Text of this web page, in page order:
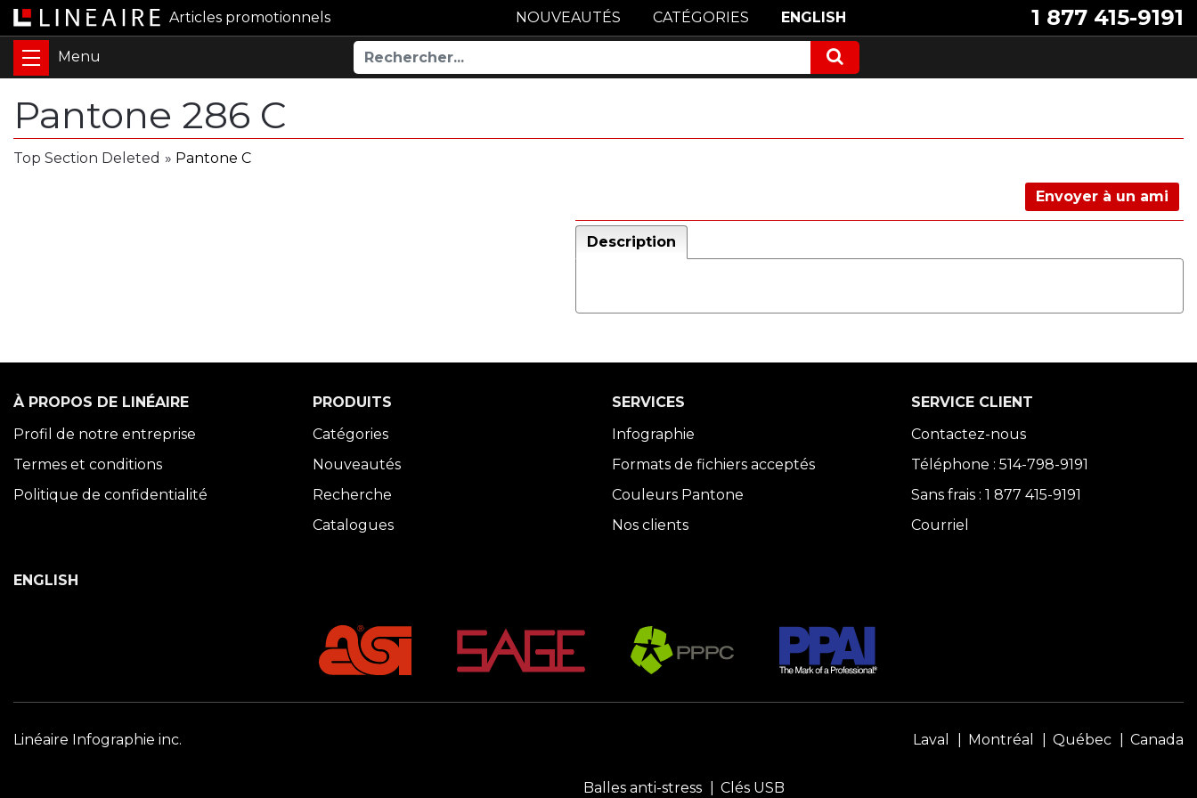
Articles promotionnels 1 877 415-9191
NOUVEAUTÉS CATÉGORIES ENGLISH
Pantone 286 C
Top Section Deleted » Pantone C
Envoyer à un ami
Description
À PROPOS DE LINÉAIRE
Profil de notre entreprise
Termes et conditions
Politique de confidentialité
PRODUITS
Catégories
Nouveautés
Recherche
Catalogues
SERVICES
Infographie
Formats de fichiers acceptés
Couleurs Pantone
Nos clients
SERVICE CLIENT
Contactez-nous
Téléphone : 514-798-9191
Sans frais : 1 877 415-9191
Courriel
ENGLISH
Linéaire Infographie inc. Laval Montréal Québec Canada
Balles anti-stress Clés USB